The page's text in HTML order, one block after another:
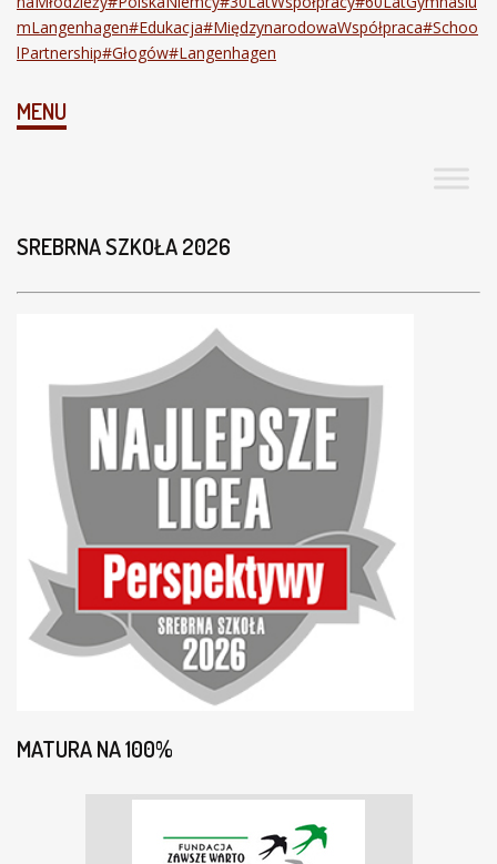
mLangenhagen#Edukacja#MiędzynarodowaWspółpraca#Schoo
lPartnership#Głogów#Langenhagen
MENU
SREBRNA SZKOŁA 2026
MATURA NA 100%